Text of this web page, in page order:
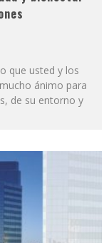
que usted y los
ánimo para
de su entorno y